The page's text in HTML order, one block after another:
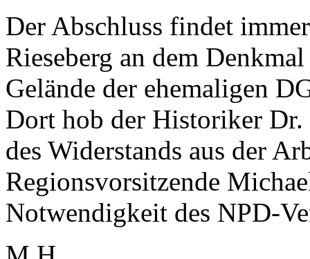
Der Abschluss findet
Rieseberg an dem
Gelände der ehemaligen
Dort hob der Historiker
des Widerstands aus der
Regionsvorsitzende
Notwendigkeit des NPD-